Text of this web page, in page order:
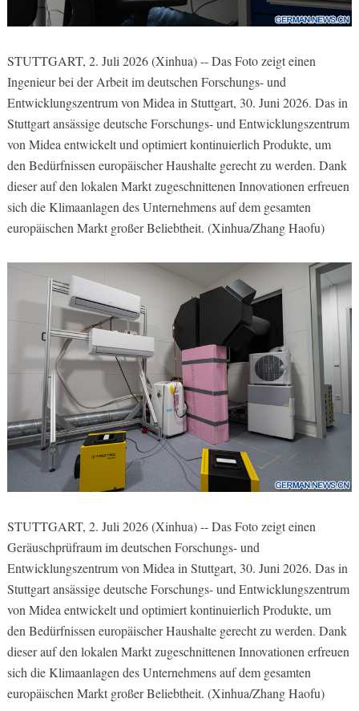
STUTTGART, 2. Juli 2026 (Xinhua) -- Das Foto zeigt einen
Ingenieur bei der Arbeit im deutschen Forschungs- und
Entwicklungszentrum von Midea in Stuttgart, 30. Juni 2026. Das in
Stuttgart ansässige deutsche Forschungs- und Entwicklungszentrum
von Midea entwickelt und optimiert kontinuierlich Produkte, um
den Bedürfnissen europäischer Haushalte gerecht zu werden. Dank
dieser auf den lokalen Markt zugeschnittenen Innovationen erfreuen
sich die Klimaanlagen des Unternehmens auf dem gesamten
europäischen Markt großer Beliebtheit. (Xinhua/Zhang Haofu)
STUTTGART, 2. Juli 2026 (Xinhua) -- Das Foto zeigt einen
Geräuschprüfraum im deutschen Forschungs- und
Entwicklungszentrum von Midea in Stuttgart, 30. Juni 2026. Das in
Stuttgart ansässige deutsche Forschungs- und Entwicklungszentrum
von Midea entwickelt und optimiert kontinuierlich Produkte, um
den Bedürfnissen europäischer Haushalte gerecht zu werden. Dank
dieser auf den lokalen Markt zugeschnittenen Innovationen erfreuen
sich die Klimaanlagen des Unternehmens auf dem gesamten
europäischen Markt großer Beliebtheit. (Xinhua/Zhang Haofu)